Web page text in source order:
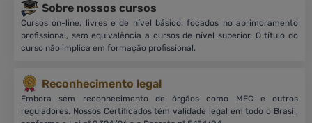
Sobre nossos cursos
Cursos on-line, livres e de nível básico, focados no aprimoramento
profissional, sem equivalência a cursos de nível superior. O título do
curso não implica em formação profissional.
Reconhecimento legal
Embora sem reconhecimento de órgãos como MEC e outros
reguladores. Nossos Certificados têm validade legal em todo o Brasil,